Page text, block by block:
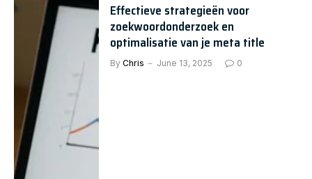
Effectieve strategieën voor
zoekwoordonderzoek en
optimalisatie van je meta title
By Chris June 13, 2025 0